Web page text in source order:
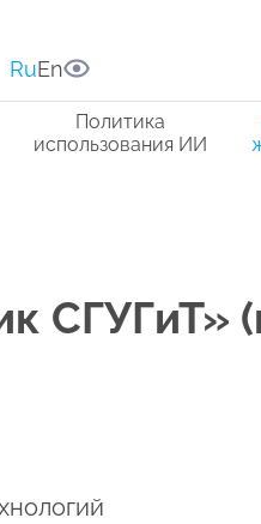
RuEn
Политика
использования ИИ
СГУГиТ»